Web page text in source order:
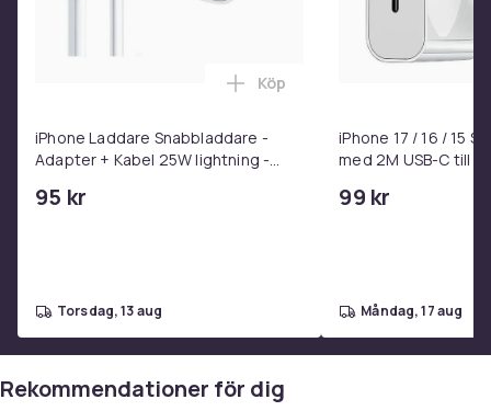
17. Mio min Mio
19. Vår på Saltkråkan
ÖVRIGT:
Mediatyp: CD
SKU: 22434
5d54b6c2-d118-57a3-aa02-902539788726
iPhone Laddare Snabbladdare -
Adapter + Kabel 25W lightning -
95 kr
Lägg till iPhone Laddare
Köp
torsdag, 13 aug
iPhone 17 / 16 / 15
med 2M USB-C till
99 kr
måndag, 17 aug
Rekommendationer för dig